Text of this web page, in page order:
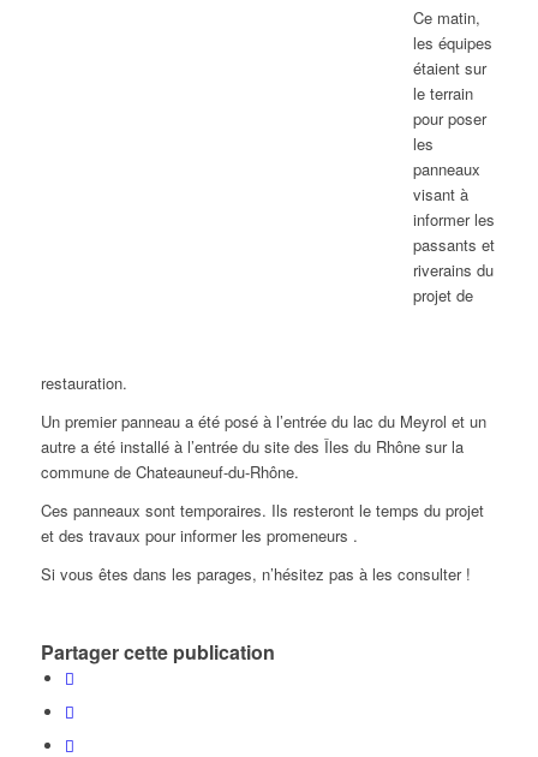
Ce matin,
les équipes
étaient sur
le terrain
pour poser
les
panneaux
visant à
informer les
passants et
riverains du
projet de
restauration.
Un premier panneau a été posé à l’entrée du lac du Meyrol et un
autre a été installé à l’entrée du site des Îles du Rhône sur la
commune de Chateauneuf-du-Rhône.
Ces panneaux sont temporaires. Ils resteront le temps du projet
et des travaux pour informer les promeneurs .
Si vous êtes dans les parages, n’hésitez pas à les consulter !
Partager cette publication